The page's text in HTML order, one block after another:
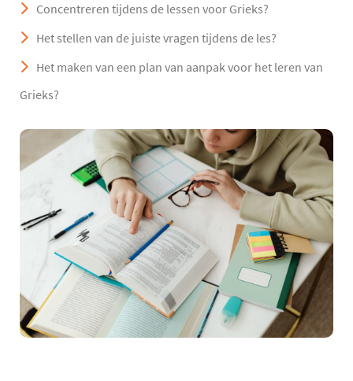
Concentreren tijdens de lessen voor Grieks?
Het stellen van de juiste vragen tijdens de les?
Het maken van een plan van aanpak voor het leren van
Grieks?